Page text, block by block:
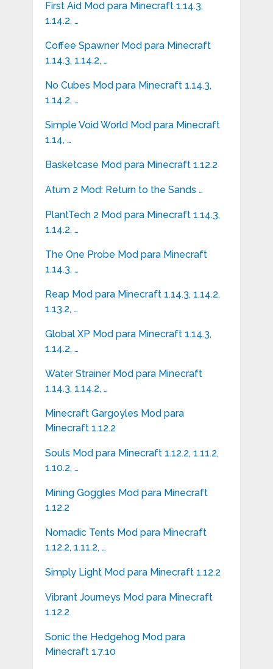
First Aid Mod para Minecraft 1.14.3,
1.14.2, …
Coffee Spawner Mod para Minecraft
1.14.3, 1.14.2, …
No Cubes Mod para Minecraft 1.14.3,
1.14.2, …
Simple Void World Mod para Minecraft
1.14, …
Basketcase Mod para Minecraft 1.12.2
Atum 2 Mod: Return to the Sands …
PlantTech 2 Mod para Minecraft 1.14.3,
1.14.2, …
The One Probe Mod para Minecraft
1.14.3, …
Reap Mod para Minecraft 1.14.3, 1.14.2,
1.13.2, …
Global XP Mod para Minecraft 1.14.3,
1.14.2, …
Water Strainer Mod para Minecraft
1.14.3, 1.14.2, …
Minecraft Gargoyles Mod para
Minecraft 1.12.2
Souls Mod para Minecraft 1.12.2, 1.11.2,
1.10.2, …
Mining Goggles Mod para Minecraft
1.12.2
Nomadic Tents Mod para Minecraft
1.12.2, 1.11.2, …
Simply Light Mod para Minecraft 1.12.2
Vibrant Journeys Mod para Minecraft
1.12.2
Sonic the Hedgehog Mod para
Minecraft 1.7.10